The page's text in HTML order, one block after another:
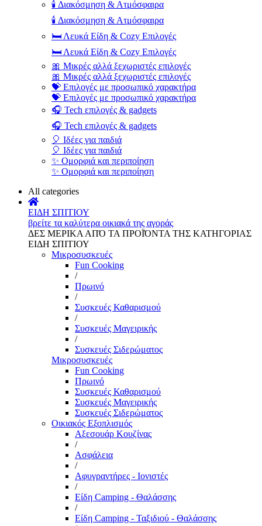
🕯️ Διακόσμηση & Ατμόσφαιρα
🕯️ Διακόσμηση & Ατμόσφαιρα
🛏️ Λευκά Είδη & Cozy Επιλογές
🛏️ Λευκά Είδη & Cozy Επιλογές
🎀 Μικρές αλλά ξεχωριστές επιλογές
🎀 Μικρές αλλά ξεχωριστές επιλογές
💝 Επιλογές με προσωπικό χαρακτήρα
💝 Επιλογές με προσωπικό χαρακτήρα
🎧 Tech επιλογές & gadgets
🎧 Tech επιλογές & gadgets
🎈 Ιδέες για παιδιά
🎈 Ιδέες για παιδιά
✨ Ομορφιά και περιποίηση
✨ Ομορφιά και περιποίηση
All categories
ΕΙΔΗ ΣΠΙΤΙΟΥ
βρείτε τα καλύτερα οικιακά της αγοράς
ΔΕΣ ΜΕΡΙΚΑ ΑΠΌ ΤΑ ΠΡΟΪΌΝΤΑ ΤΗΣ ΚΑΤΗΓΟΡΙΑΣ
ΕΙΔΗ ΣΠΙΤΙΟΥ
Μικροσυσκευές
Fun Cooking
/
Πρωινό
/
Συσκευές Καθαρισμού
/
Συσκευές Μαγειρικής
/
Συσκευές Σιδερώματος
Μικροσυσκευές
Fun Cooking
Πρωινό
Συσκευές Καθαρισμού
Συσκευές Μαγειρικής
Συσκευές Σιδερώματος
Οικιακός Εξοπλισμός
Αξεσουάρ Κουζίνας
/
Ασφάλεια
/
Αφυγραντήρες - Ιονιστές
/
Είδη Camping - Θαλάσσης
/
Είδη Camping - Ταξιδιού - Θαλάσσης